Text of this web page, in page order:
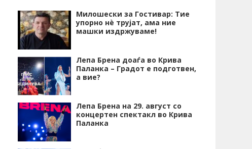
Милошески за Гостивар: Тие
упорно нѐ трујат, ама ние
машки издржуваме!
Лепа Брена доаѓа во Крива
Паланка – Градот е подготвен,
а вие?
Лепа Брена на 29. август со
концертен спектакл во Крива
Паланка